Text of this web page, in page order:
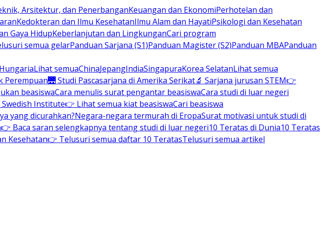
Arsitektur, dan PenerbanganKeuangan dan EkonomiPerhotelan dan
Kedokteran dan Ilmu KesehatanIlmu Alam dan HayatiPsikologi dan Kesehatan
Gaya HidupKeberlanjutan dan LingkunganCari program
semua gelarPanduan Sarjana (S1)Panduan Magister (S2)Panduan MBAPanduan
HungariaLihat semuaChinaJepangIndiaSingapuraKorea SelatanLihat semua
Perempuan🌉 Studi Pascasarjana di Amerika Serikat🔬 Sarjana jurusan STEM👉
beasiswaCara menulis surat pengantar beasiswaCara studi di luar negeri
Institute👉 Lihat semua kiat beasiswaCari beasiswa
yang dicurahkan?Negara-negara termurah di EropaSurat motivasi untuk studi di
👉 Baca saran selengkapnya tentang studi di luar negeri10 Teratas di Dunia10 Teratas
Kesehatan👉 Telusuri semua daftar 10 TeratasTelusuri semua artikel